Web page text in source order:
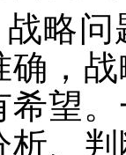
略
确，
希望
析、